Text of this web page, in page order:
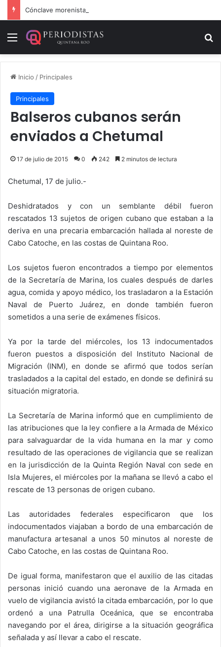
Cónclave morenista en el WTC de la CDMX
Menú
Inicio / Principales
Principales
Balseros cubanos serán
enviados a Chetumal
17 de julio de 2015 0 242 2 minutos de lectura
Chetumal, 17 de julio.-
Deshidratados y con un semblante débil fueron
rescatados 13 sujetos de origen cubano que estaban a la
deriva en una precaria embarcación hallada al noreste de
Cabo Catoche, en las costas de Quintana Roo.
Los sujetos fueron encontrados a tiempo por elementos
de la Secretaría de Marina, los cuales después de darles
agua, comida y apoyo médico, los trasladaron a la Estación
Naval de Puerto Juárez, en donde también fueron
sometidos a una serie de exámenes físicos.
Ya por la tarde del miércoles, los 13 indocumentados
fueron puestos a disposición del Instituto Nacional de
Migración (INM), en donde se afirmó que todos serían
trasladados a la capital del estado, en donde se definirá su
situación migratoria.
La Secretaría de Marina informó que en cumplimiento de
las atribuciones que la ley confiere a la Armada de México
para salvaguardar de la vida humana en la mar y como
resultado de las operaciones de vigilancia que se realizan
en la jurisdicción de la Quinta Región Naval con sede en
Isla Mujeres, el miércoles por la mañana se llevó a cabo el
rescate de 13 personas de origen cubano.
Las autoridades federales especificaron que los
indocumentados viajaban a bordo de una embarcación de
manufactura artesanal a unos 50 minutos al noreste de
Cabo Catoche, en las costas de Quintana Roo.
De igual forma, manifestaron que el auxilio de las citadas
personas inició cuando una aeronave de la Armada en
vuelo de vigilancia avistó la citada embarcación, por lo que
ordenó a una Patrulla Oceánica, que se encontraba
navegando por el área, dirigirse a la situación geográfica
señalada y así llevar a cabo el rescate.